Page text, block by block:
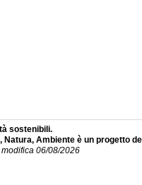
sostenibili.
Natura, Ambiente è un progetto
06/08/2026